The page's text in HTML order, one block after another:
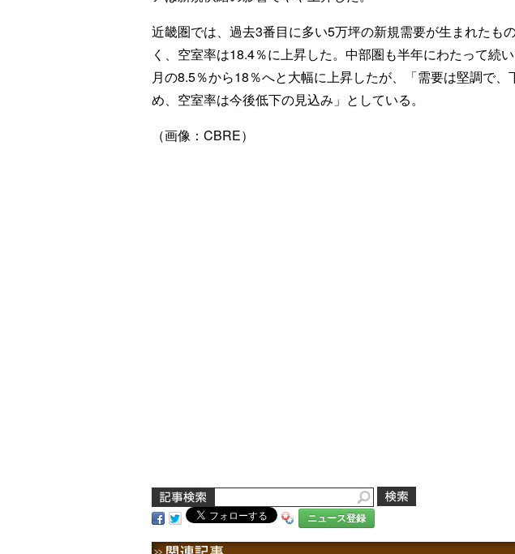
近畿圏では、過去3番目に多い5万坪の新規需要が生まれたも
く、空室率は18.4％に上昇した。中部圏も半年にわたって続
月の8.5％から18％へと大幅に上昇したが、「需要は堅調で、
め、空室率は今後低下の見込み」としている。
（画像：CBRE）
ニュース登録